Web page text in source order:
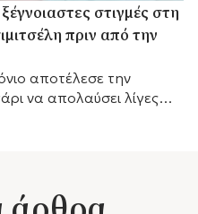
στιγμές στη
πριν από την
αποτέλεσε την
να απολαύσει λίγες